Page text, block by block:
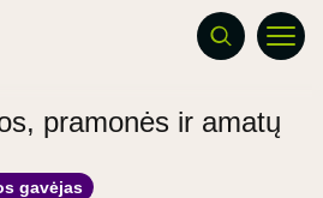
pramonės ir amatų
gavėjas